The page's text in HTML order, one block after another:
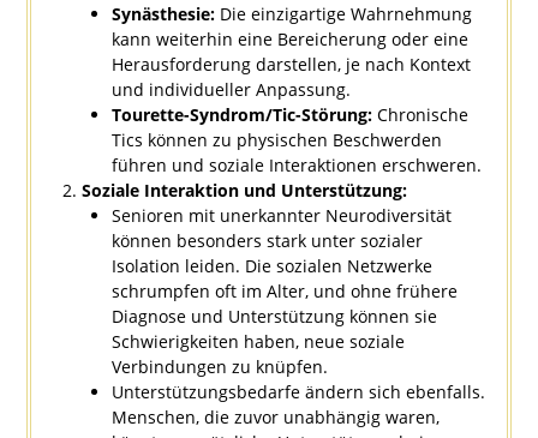
Synästhesie:Die einzigartige Wahrnehmung
kann weiterhin eine Bereicherung oder eine
Herausforderung darstellen, je nach Kontext
und individueller Anpassung.
Tourette-Syndrom/Tic-Störung:Chronische
Tics können zu physischen Beschwerden
führen und soziale Interaktionen erschweren.
Soziale Interaktion und Unterstützung:
Senioren mit unerkannter Neurodiversität
können besonders stark unter sozialer
Isolation leiden. Die sozialen Netzwerke
schrumpfen oft im Alter, und ohne frühere
Diagnose und Unterstützung können sie
Schwierigkeiten haben, neue soziale
Verbindungen zu knüpfen.
Unterstützungsbedarfe ändern sich ebenfalls.
Menschen, die zuvor unabhängig waren,